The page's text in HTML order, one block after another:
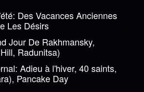
Des Vacances Anciennes
Les Désirs
Jour De Rakhmansky,
Radunitsa)
Adieu à l'hiver, 40 saints,
Pancake Day